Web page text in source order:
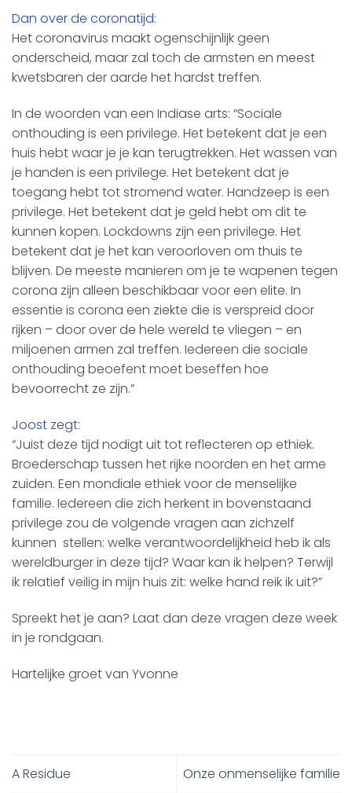
Dan over de coronatijd:
Het coronavirus maakt ogenschijnlijk geen
onderscheid, maar zal toch de armsten en meest
kwetsbaren der aarde het hardst treffen.
In de woorden van een Indiase arts: “Sociale
onthouding is een privilege. Het betekent dat je een
huis hebt waar je je kan terugtrekken. Het wassen van
je handen is een privilege. Het betekent dat je
toegang hebt tot stromend water. Handzeep is een
privilege. Het betekent dat je geld hebt om dit te
kunnen kopen. Lockdowns zijn een privilege. Het
betekent dat je het kan veroorloven om thuis te
blijven. De meeste manieren om je te wapenen tegen
corona zijn alleen beschikbaar voor een elite. In
essentie is corona een ziekte die is verspreid door
rijken – door over de hele wereld te vliegen – en
miljoenen armen zal treffen. Iedereen die sociale
onthouding beoefent moet beseffen hoe
bevoorrecht ze zijn.”
Joost zegt:
“Juist deze tijd nodigt uit tot reflecteren op ethiek.
Broederschap tussen het rijke noorden en het arme
zuiden. Een mondiale ethiek voor de menselijke
familie. Iedereen die zich herkent in bovenstaand
privilege zou de volgende vragen aan zichzelf
kunnen stellen: welke verantwoordelijkheid heb ik als
wereldburger in deze tijd? Waar kan ik helpen? Terwijl
ik relatief veilig in mijn huis zit: welke hand reik ik uit?”
Spreekt het je aan? Laat dan deze vragen deze week
in je rondgaan.
Hartelijke groet van Yvonne
A Residue Onze onmenselijke familie